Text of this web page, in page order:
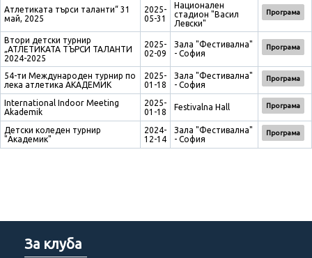
Атлетиката търси таланти“ 31
май, 2025
2025-
05-31
Национален
стадион "Васил
Левски"
Програма
Втори детски турнир
„АТЛЕТИКАТА ТЪРСИ ТАЛАНТИ
2024-2025
2025-
02-09
Зала "Фестивална"
- София
Програма
54-ти Международен турнир по
лека атлетика АКАДЕМИК
2025-
01-18
Зала "Фестивална"
- София
Програма
International Indoor Meeting
Akademik
2025-
01-18
Festivalna Hall Програма
Детски коледен турнир
"Академик"
2024-
12-14
Зала "Фестивална"
- София
Програма
За клуба